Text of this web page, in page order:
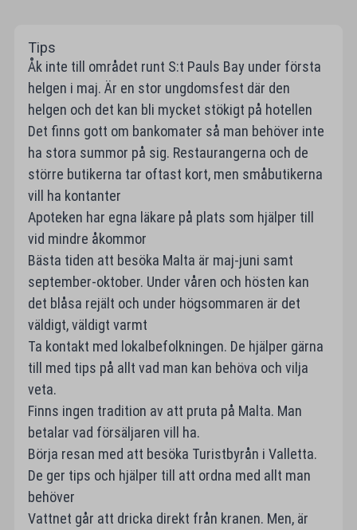
Tips
Åk inte till området runt S:t Pauls Bay under första
helgen i maj. Är en stor ungdomsfest där den
helgen och det kan bli mycket stökigt på hotellen
Det finns gott om bankomater så man behöver inte
ha stora summor på sig. Restaurangerna och de
större butikerna tar oftast kort, men småbutikerna
vill ha kontanter
Apoteken har egna läkare på plats som hjälper till
vid mindre åkommor
Bästa tiden att besöka Malta är maj-juni samt
september-oktober. Under våren och hösten kan
det blåsa rejält och under högsommaren är det
väldigt, väldigt varmt
Ta kontakt med lokalbefolkningen. De hjälper gärna
till med tips på allt vad man kan behöva och vilja
veta.
Finns ingen tradition av att pruta på Malta. Man
betalar vad försäljaren vill ha.
Börja resan med att besöka Turistbyrån i Valletta.
De ger tips och hjälper till att ordna med allt man
behöver
Vattnet går att dricka direkt från kranen. Men, är